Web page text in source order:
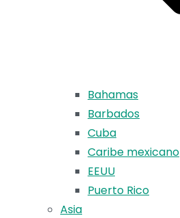
Bahamas
Barbados
Cuba
Caribe mexicano
EEUU
Puerto Rico
Asia